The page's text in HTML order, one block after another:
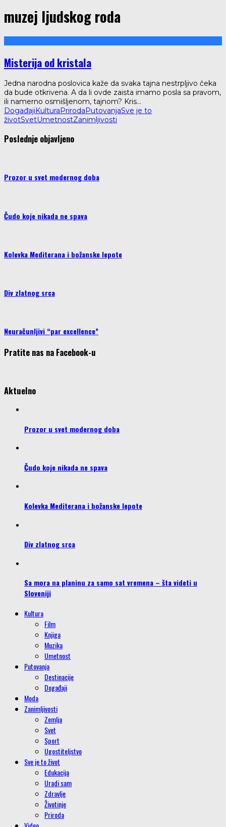
muzej ljudskog roda
Misterija od kristala
Jedna narodna poslovica kaže da svaka tajna nestrpljivo čeka
da bude otkrivena. A da li ovde zaista imamo posla sa pravom,
ili namerno osmišljenom, tajnom? Kris...
DogađajiKulturaPrirodaPutovanjaSve je to
životSvetUmetnostZanimljivosti
Poslednje objavljeno
Prozor u svet modernog doba
Čudo koje nikada ne spava
Kolevka Mediterana i božanske lepote
Div zlatnog srca
Neuračunljivi “par excellence”
Pratite nas na Facebook-u
Aktuelno
Prozor u svet modernog doba
Čudo koje nikada ne spava
Kolevka Mediterana i božanske lepote
Div zlatnog srca
Sa mora na planinu za samo sat vremena – šta videti u
Sloveniji
Kultura
Film
Knjiga
Muzika
Umetnost
Putovanja
Destinacije
Događaji
Moda
Zanimljivosti
Zemlja
Svet
Sport
Ugostiteljstvo
Sve je to život
Edukacija
Uradi sam
Zdravlje
Životinje
Priroda